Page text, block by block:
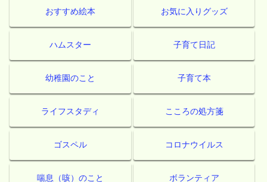
おすすめ絵本 お気に入りグッズ
ハムスター 子育て日記
幼稚園のこと 子育て本
ライフスタディ こころの処方箋
ゴスペル コロナウイルス
喘息（咳）のこと ボランティア